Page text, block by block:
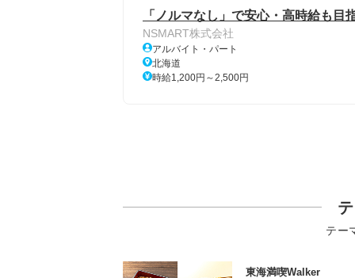
「ノルマなし」で安心・高時給も
NSMART株式会社
アルバイト・パート
北海道
時給1,200円～2,500円
テー
東海満喫Walker